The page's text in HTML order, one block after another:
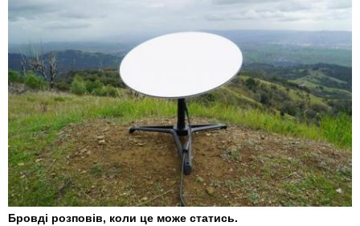
Бровді розповів, коли це може статись.